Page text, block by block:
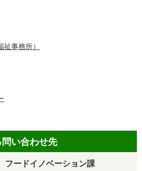
事務所）
い合わせ先
ードイノベーション課